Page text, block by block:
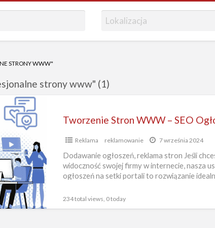
STRONY WWW"
strony www" (1)
Reklama reklamowanie 7 września 2024
Dodawanie ogłoszeń, reklama stron Jeśli
widoczność swojej firmy w internecie, nasza
ogłoszeń na setki portali to rozwiązanie
234 total views, 0 today